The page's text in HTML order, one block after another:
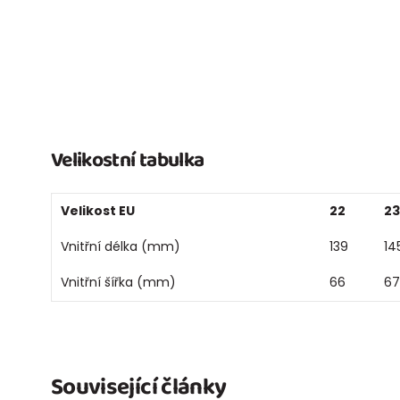
Velikostní tabulka
Velikost EU 22
23
Vnitřní délka (mm)
139
Vnitřní šířka (mm)
66 67
Související články